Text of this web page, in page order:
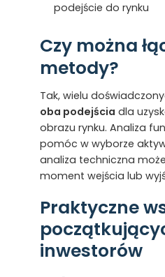
podejście do rynku
Czy można
metody?
Tak, wielu
oba podejścia dla
obrazu rynku. Analiza
pomóc w wyborze
analiza techniczna
moment wejścia lub
Praktyczne
inwestorów